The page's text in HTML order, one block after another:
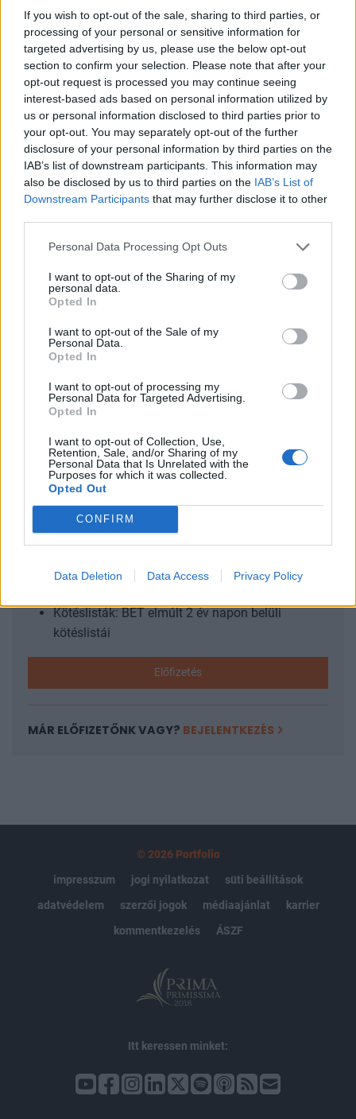
If you wish to opt-out of the sale, sharing to third parties, or
processing of your personal or sensitive information for
targeted advertising by us, please use the below opt-out
section to confirm your selection. Please note that after your
opt-out request is processed you may continue seeing
interest-based ads based on personal information utilized by
us or personal information disclosed to third parties prior to
your opt-out. You may separately opt-out of the further
disclosure of your personal information by third parties on the
IAB’s list of downstream participants. This information may
also be disclosed by us to third parties on the IAB’s List of
Downstream Participants that may further disclose it to other
Personal Data Processing Opt Outs
I want to opt-out of the Sharing of my
personal data.
Opted In
I want to opt-out of the Sale of my
Personal Data.
Opted In
I want to opt-out of processing my
Personal Data for Targeted Advertising.
Opted In
I want to opt-out of Collection, Use,
Retention, Sale, and/or Sharing of my
Personal Data that Is Unrelated with the
Purposes for which it was collected.
Opted Out
CONFIRM
Data Deletion Data Access Privacy Policy
Portfolio
2013. április 05. 18:30
A Magyar Nemzeti Banknak nincsenek további
tervei a gazdaságélénkítésre - mondta Balog
Ádám, a jegybank alelnöke a Reutersnek.
Elmondta továbbá, hogy a héten bejelentett
növekedési program intézkedéseit nagy
vonalakban átbeszélték az EKB-val, és az Európai
Központi Banknak nem volt ellenvetése. Balog a
kissé gyengébb, mint a fundamentumok ezt
igazolnák, mondta.
Nincs most több a tarsolyban A jegybanknak nincsenek
további növekedésösztönző intézkedésekre szóló tervei
azon kívül, amiket a héten a jegybankelnök, Matolcsy
György bejelentett - mondta el a Reutersnek Balog Ádám
jegybanki alelnök. A kérdés már csak azért is felmerülhet a
befektetőkben, mivel a bejelentett intézkedések
KEDVES OLVASÓNK!
A keresett cikk a portfolio.hu hírarchívumához
tartozik, melynek olvasása előfizetéses
regisztrációhoz kötött.
Az előfizetés a következőket tartalmazza:
Kötéslisták: BÉT elmúlt 2 év napon belüli
kötéslistái
Előfizetés
MÁR ELŐFIZETŐNK VAGY? BEJELENTKEZÉS
© 2026 Portfolio
impresszum
jogi nyilatkozat
süti beállítások
adatvédelem
szerzői jogok médiaajánlat
karrier
kommentkezelés
ÁSZF
Itt keressen minket: